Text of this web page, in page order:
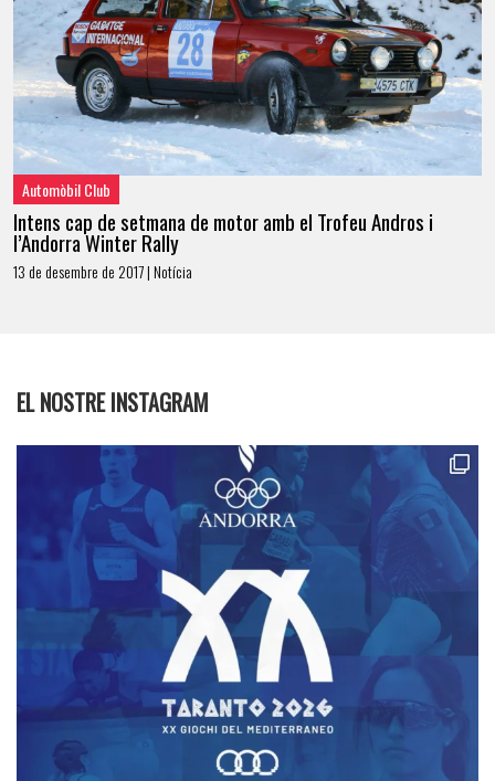
Automòbil Club
Intens cap de setmana de motor amb el Trofeu Andros i
l’Andorra Winter Rally
13 de desembre de 2017 | Notícia
EL NOSTRE INSTAGRAM